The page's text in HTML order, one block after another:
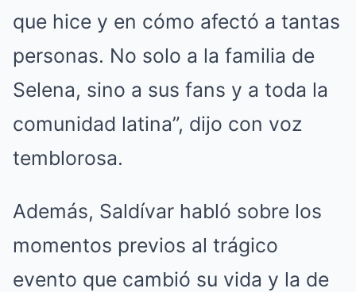
que hice y en cómo afectó a tantas
personas. No solo a la familia de
Selena, sino a sus fans y a toda la
comunidad latina”, dijo con voz
temblorosa.
Además, Saldívar habló sobre los
momentos previos al trágico
evento que cambió su vida y la de